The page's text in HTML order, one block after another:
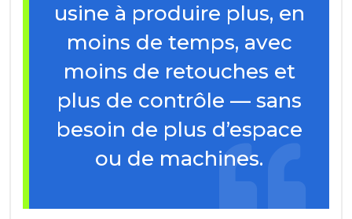
usine à produire plus, en
moins de temps, avec
moins de retouches et
plus de contrôle — sans
besoin de plus d’espace
ou de machines.